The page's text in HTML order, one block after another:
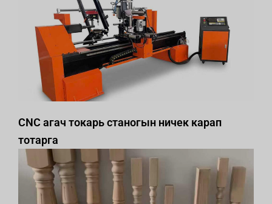
CNC агач токарь станогын ничек карап
тотарга